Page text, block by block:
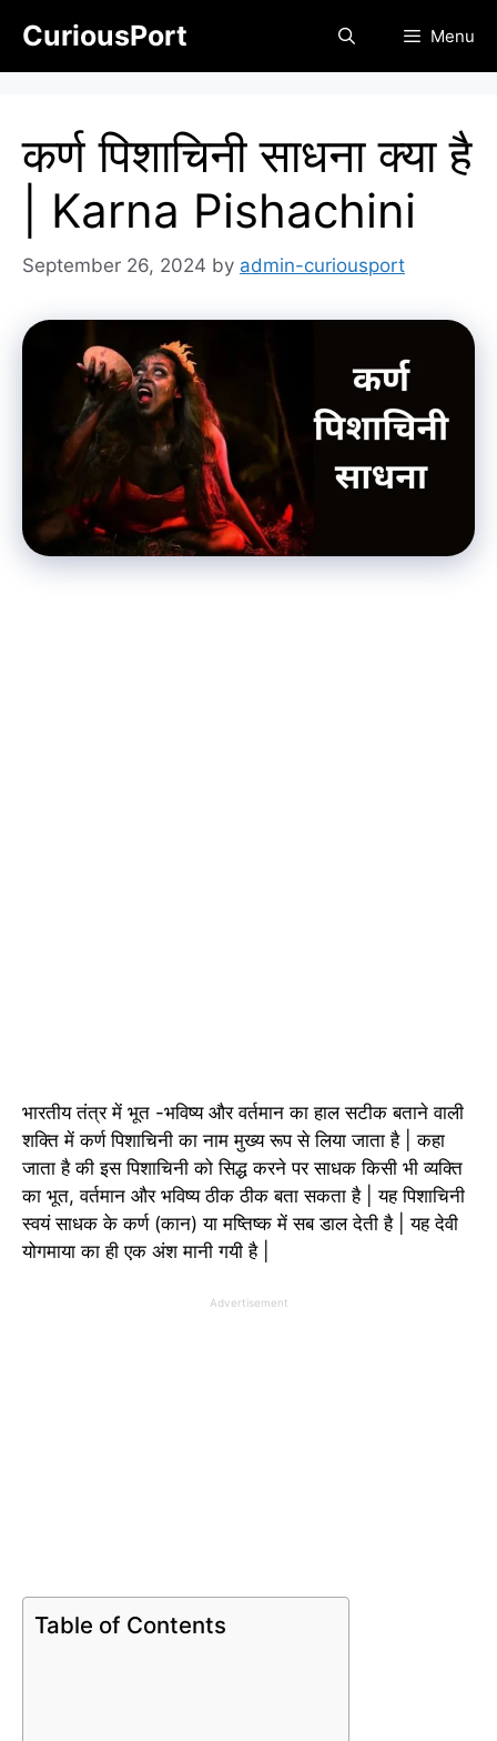
content
CuriousPort Menu
कर्ण पिशाचिनी साधना क्या है
| Karna Pishachini
September 26, 2024 by admin-curiousport
भारतीय तंत्र में भूत -भविष्य और वर्तमान का हाल सटीक बताने वाली
शक्ति में कर्ण पिशाचिनी का नाम मुख्य रूप से लिया जाता है | कहा
जाता है की इस पिशाचिनी को सिद्ध करने पर साधक किसी भी व्यक्ति
का भूत, वर्तमान और भविष्य ठीक ठीक बता सकता है | यह पिशाचिनी
स्वयं साधक के कर्ण (कान) या मष्तिष्क में सब डाल देती है | यह देवी
योगमाया का ही एक अंश मानी गयी है |
Advertisement
Table of Contents